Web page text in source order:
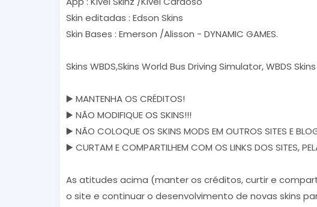
Skin editadas : Edson Skins
Skin Bases : Emerson /Alisson - DYNAMIC GAMES.
Skins WBDS,Skins World Bus Driving Simulator, WBDS Skins
▶️ MANTENHA OS CRÉDITOS!
▶️ NÃO MODIFIQUE OS SKINS!!!
▶️ NÃO COLOQUE OS SKINS MODS EM OUTROS SITES E
▶️ CURTAM E COMPARTILHEM COM OS LINKS DOS SITES,
As atitudes acima (manter os créditos, curtir e
o site e continuar o desenvolvimento de novas skins